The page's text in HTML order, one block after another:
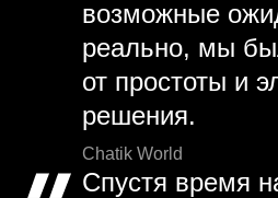
возможные
реально, мы
от простоты и
решения.
Chatik World
Спустя время